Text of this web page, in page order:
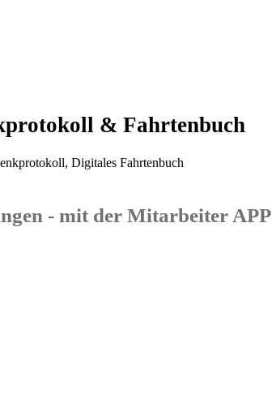
& Fahrtenbuch
- mit der Mitarbeiter APP